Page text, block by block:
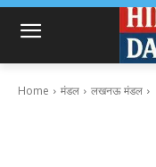
Home मंडल लखनऊ मंडल